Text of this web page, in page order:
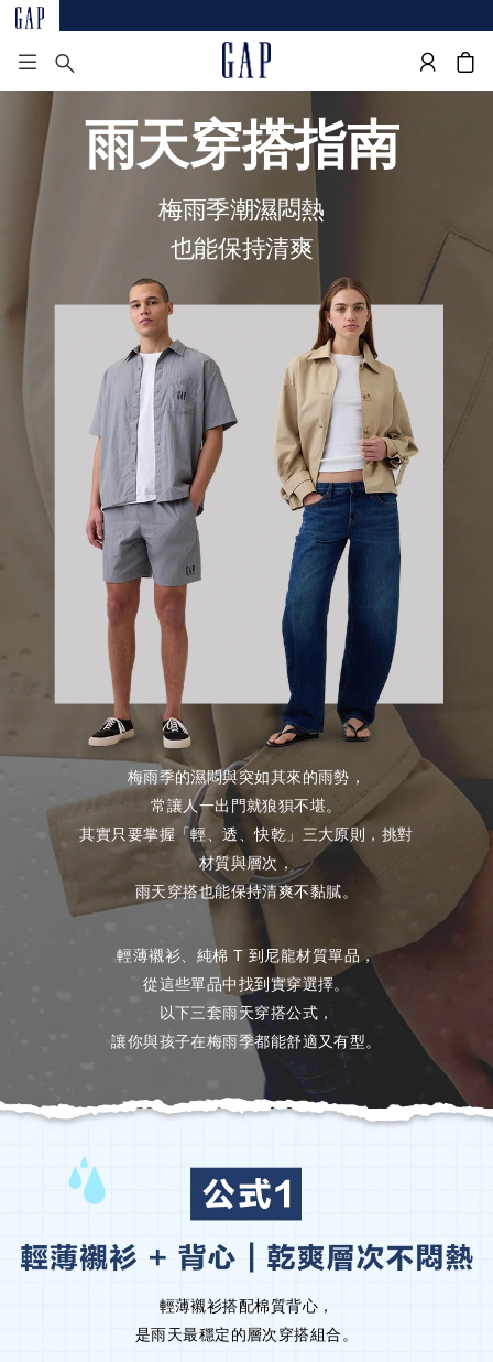
雨天穿搭指南
梅雨季潮濕悶熱
也能保持清爽
梅雨季的濕悶與突如其來的雨勢，
常讓人一出門就狼狽不堪。
其實只要掌握「輕、透、快乾」三大原則，挑對
材質與層次，
雨天穿搭也能保持清爽不黏膩。
輕薄襯衫、純棉 T 到尼龍材質單品，
從這些單品中找到實穿選擇。
以下三套雨天穿搭公式，
讓你與孩子在梅雨季都能舒適又有型。
輕薄襯衫搭配棉質背心，
是雨天最穩定的層次穿搭組合。